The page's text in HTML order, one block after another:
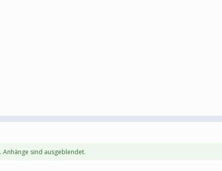
Anhänge sind ausgeblendet.